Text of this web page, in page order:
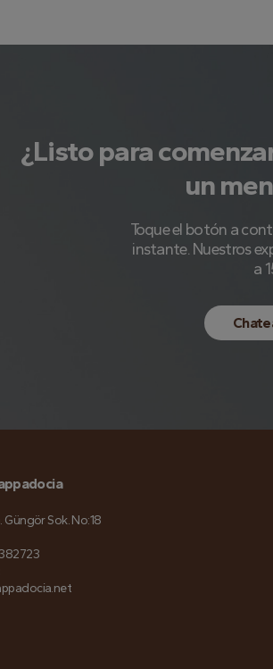
¿Listo para
un
Toque el botón a
instante. Nuestros
a
Güngör Sok. No:18